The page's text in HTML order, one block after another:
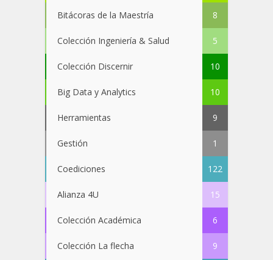
Bitácoras de la Maestría 8
Colección Ingeniería & Salud 5
Colección Discernir 10
Big Data y Analytics 10
Herramientas 9
Gestión 1
Coediciones 122
Alianza 4U 15
Colección Académica 6
Colección La flecha 9